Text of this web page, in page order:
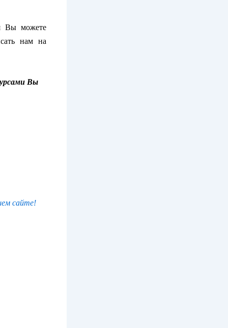
Вы можете
нам на
Вы
сайте!